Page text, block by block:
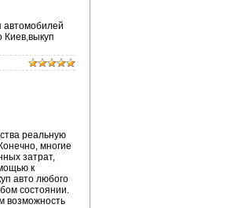
автомобилей
Киев,выкуп
реальную
многие
затрат,
к
авто любого
состоянии.
возможность